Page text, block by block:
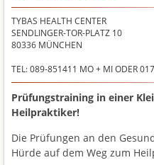
TYBAS HEALTH CENTER
SENDLINGER-TOR-PLATZ 10
80336 MÜNCHEN
TEL: 089-851411 MO + MI ODER
Prüfungstraining in einer
Heilpraktiker!
Die Prüfungen an den
Hürde auf dem Weg zum